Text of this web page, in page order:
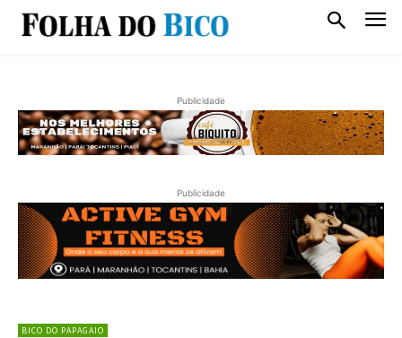
Publicidade
Publicidade
BICO DO PAPAGAIO